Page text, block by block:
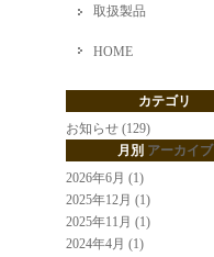
取扱製品
HOME
カテゴリ
お知らせ (129)
月別 アーカイブ
2026年6月 (1)
2025年12月 (1)
2025年11月 (1)
2024年4月 (1)